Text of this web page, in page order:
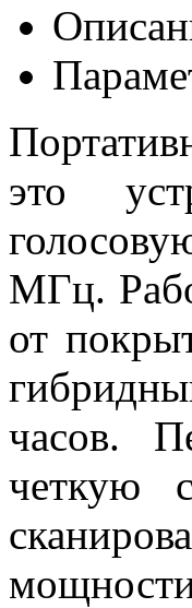
это
МГц.
от
часов.
четкую